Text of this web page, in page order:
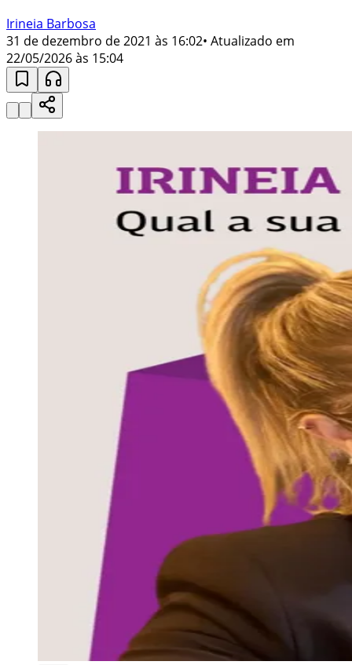
Irineia Barbosa
31 de dezembro de 2021 às 16:02• Atualizado em
22/05/2026 às 15:04